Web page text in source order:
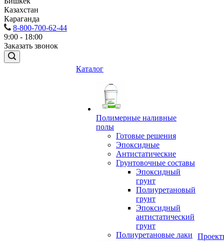
Казахстан
Караганда
8-800-700-62-44
9:00 - 18:00
Заказать звонок
Каталог
Полимерные наливные
полы
Готовые решения
Эпоксидные
Антистатические
Грунтовочные составы
Эпоксидный
грунт
Полиуретановый
грунт
Эпоксидный
антистатический
грунт
Полиуретановые лаки